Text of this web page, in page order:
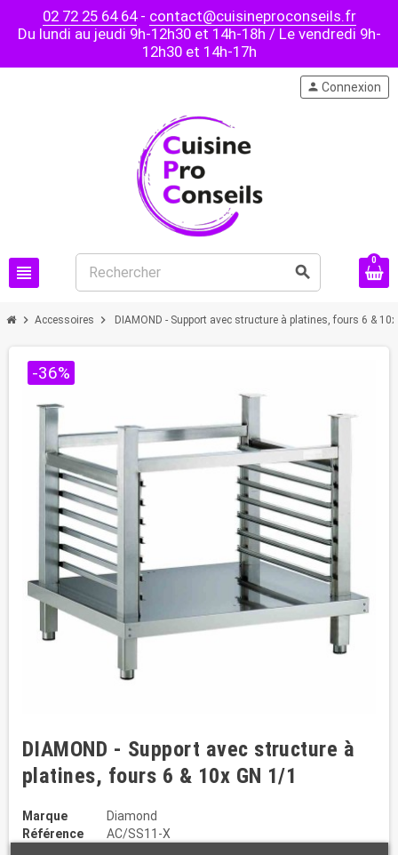
02 72 25 64 64- contact@cuisineproconseils.fr
Du lundi au jeudi 9h-12h30 et 14h-18h / Le vendredi 9h-
12h30 et 14h-17h
view_headline search
person Connexion
0
chevron_right Accessoires chevron_right DIAMOND - Support avec structure à platines, fours 6 &
-36%
DIAMOND - Support avec structure à
platines, fours 6 & 10x GN 1/1
Marque
Diamond
Référence
AC/SS11-X